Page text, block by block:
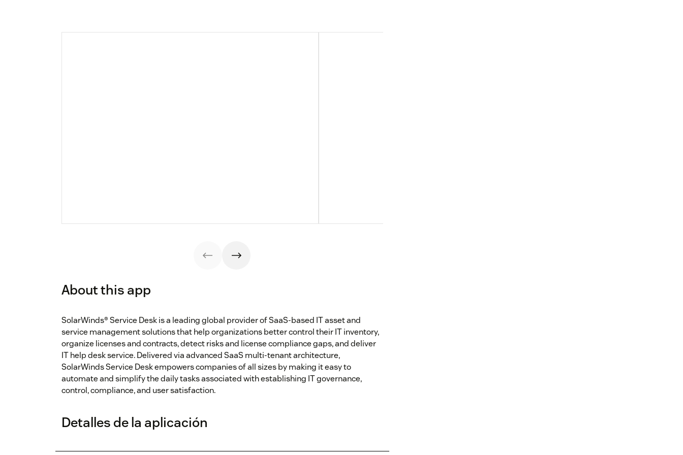
About this app
SolarWinds® Service Desk is a leading global provider of SaaS-based IT asset and
service management solutions that help organizations better control their IT inventory,
organize licenses and contracts, detect risks and license compliance gaps, and deliver
IT help desk service. Delivered via advanced SaaS multi-tenant architecture,
SolarWinds Service Desk empowers companies of all sizes by making it easy to
automate and simplify the daily tasks associated with establishing IT governance,
control, compliance, and user satisfaction.
Detalles de la aplicación